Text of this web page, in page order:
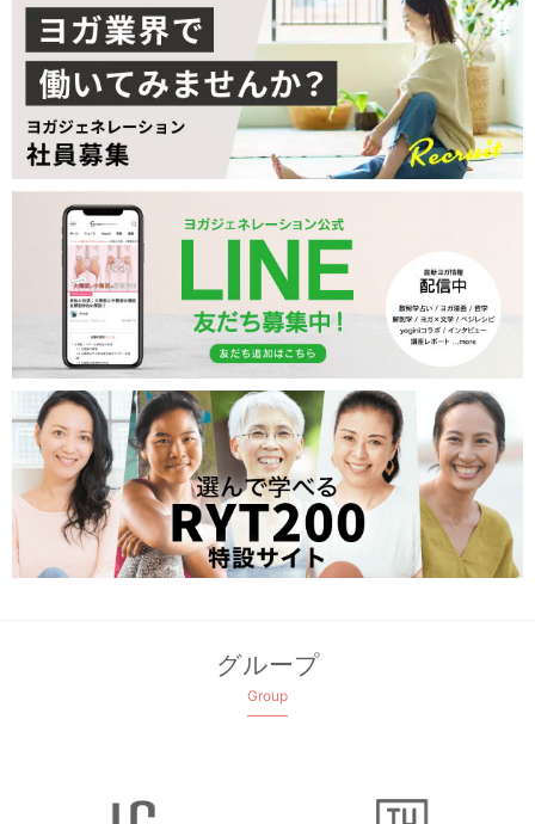
グループ
Group